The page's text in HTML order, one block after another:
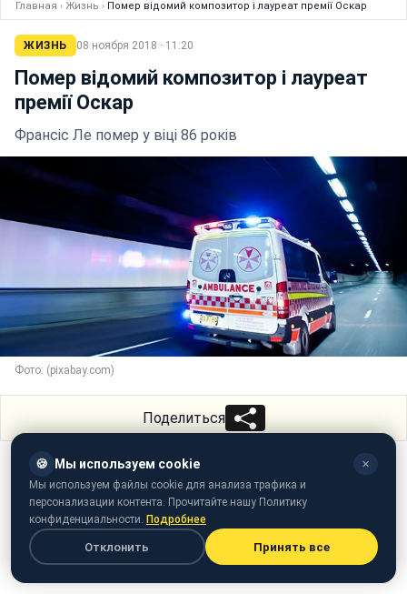
Главная › Жизнь › Помер відомий композитор і лауреат премії Оскар
ЖИЗНЬ 08 ноября 2018 · 11:20
Помер відомий композитор і лауреат
премії Оскар
Франсіс Ле помер у віці 86 років
Фото: (pixabay.com)
Поделиться
🍪 Мы используем cookie ✕
Мы используем файлы cookie для анализа трафика и
персонализации контента. Прочитайте нашу Политику
конфиденциальности. Подробнее
Отклонить Принять все